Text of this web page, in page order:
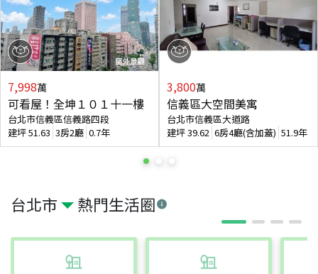
台北市 熱門生活圈
7,998萬
可看屋！全坤１０１十一樓
台北市信義區信義路四段
建坪51.63 3房2廳 0.7年
3,800萬
信義區大空間美寓
台北市信義區大道路
建坪39.62 6房4廳(含加蓋) 51.9年